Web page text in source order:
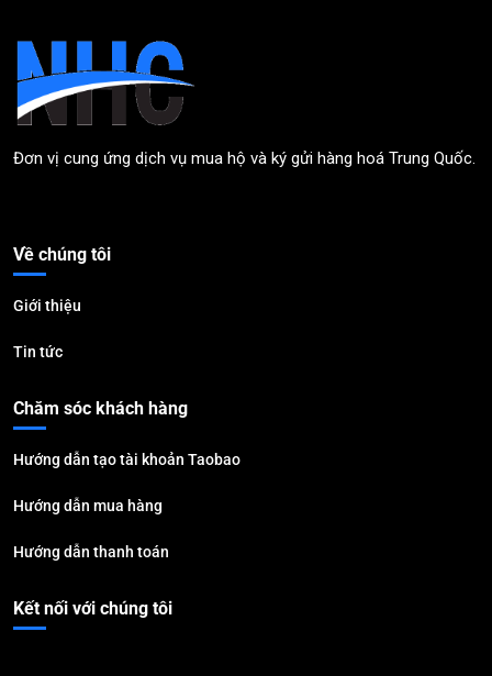
Đơn vị cung ứng dịch vụ mua hộ và ký gửi hàng hoá Trung Quốc.
Về chúng tôi
Giới thiệu
Tin tức
Chăm sóc khách hàng
Hướng dẫn tạo tài khoản Taobao
Hướng dẫn mua hàng
Hướng dẫn thanh toán
Kết nối với chúng tôi